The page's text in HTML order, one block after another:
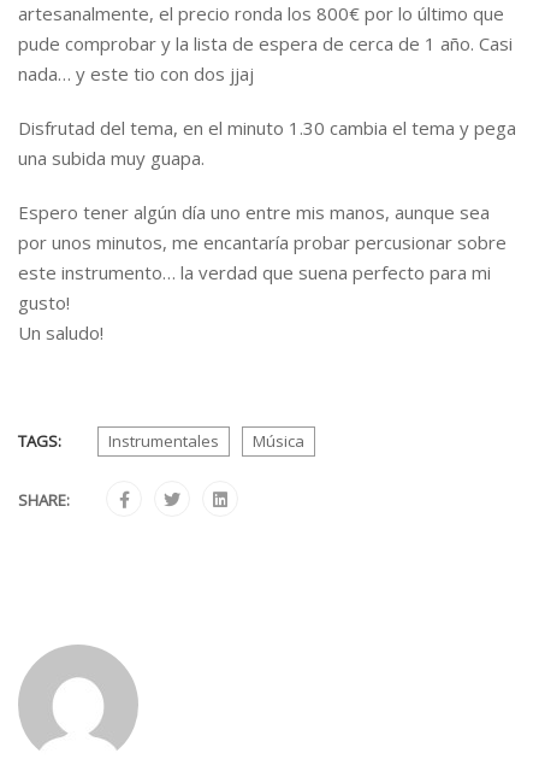
artesanalmente, el precio ronda los 800€ por lo último que
pude comprobar y la lista de espera de cerca de 1 año. Casi
nada… y este tio con dos jjaj
Disfrutad del tema, en el minuto 1.30 cambia el tema y pega
una subida muy guapa.
Espero tener algún día uno entre mis manos, aunque sea
por unos minutos, me encantaría probar percusionar sobre
este instrumento… la verdad que suena perfecto para mi
gusto!
Un saludo!
TAGS: Instrumentales Música
SHARE: